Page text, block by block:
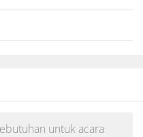
untuk acara